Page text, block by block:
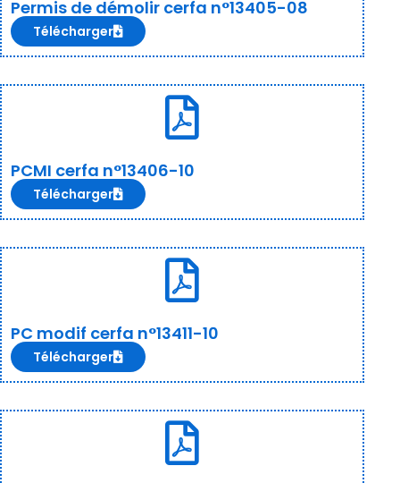
Permis de démolir cerfa n°13405-08
Télécharger
PCMI cerfa n°13406-10
Télécharger
PC modif cerfa n°13411-10
Télécharger